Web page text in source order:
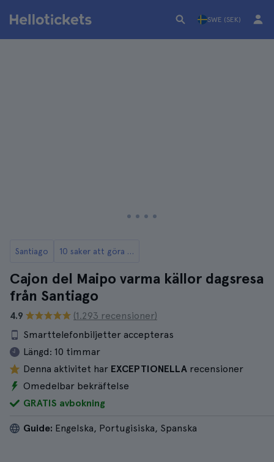
SWE (SEK)
Santiago 10 saker att göra i Santiago
Cajon del Maipo varma källor dagsresa
från Santiago
4.9
(1.293 recensioner)
Smarttelefonbiljetter accepteras
Längd: 10 timmar
Denna aktivitet har EXCEPTIONELLA recensioner
Omedelbar bekräftelse
GRATIS avbokning
Guide: Engelska, Portugisiska, Spanska